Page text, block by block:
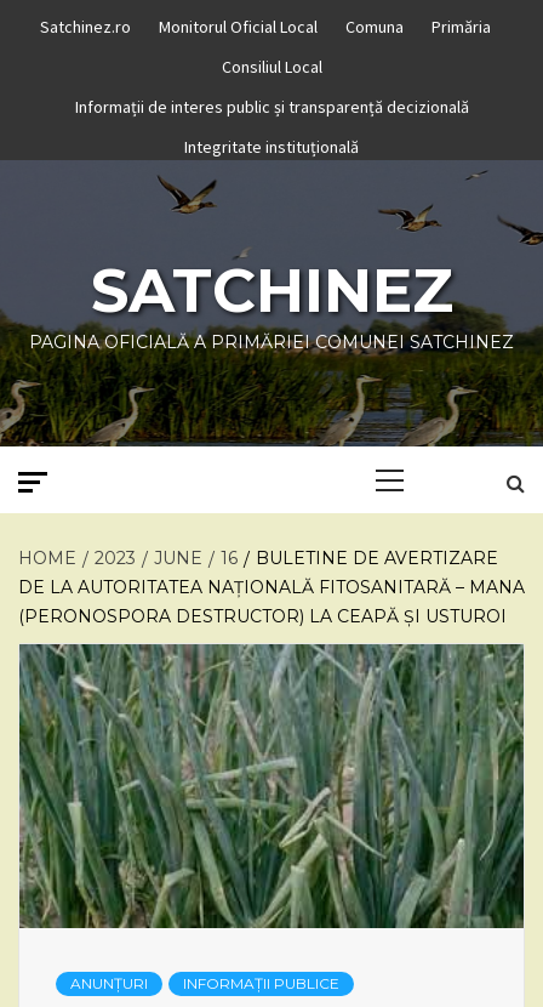
Satchinez.ro Monitorul Oficial Local Comuna
Primăria
Consiliul Local
Informații de interes public și transparență decizională
Integritate instituțională
SATCHINEZ
PAGINA OFICIALĂ A PRIMĂRIEI COMUNEI SATCHINEZ
HOME 2023 JUNE 16
BULETINE DE AVERTIZARE
DE LA AUTORITATEA NAȚIONALĂ FITOSANITARĂ – MANA
(PERONOSPORA DESTRUCTOR) LA CEAPĂ ȘI USTUROI
ANUNȚURI INFORMAȚII PUBLICE